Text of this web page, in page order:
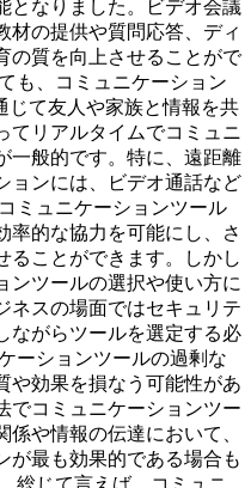
となりました。ビデオ会議
材の提供や質問応答、ディ
の質を向上させることがで
も、コミュニケーション
じて友人や家族と情報を共
てリアルタイムでコミュニ
一般的です。特に、遠距離
ョンには、ビデオ通話など
ミュニケーションツール
率的な協力を可能にし、さ
ることができます。しかし
ンツールの選択や使い方に
ネスの場面ではセキュリテ
ながらツールを選定する必
ーションツールの過剰な
や効果を損なう可能性があ
でコミュニケーションツー
や情報の伝達において、
が最も効果的である場合も